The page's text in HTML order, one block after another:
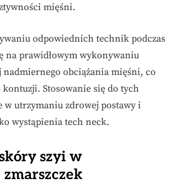
mięśni.
odpowiednich technik podczas
na prawidłowym wykonywaniu
obciążania mięśni, co
Stosowanie się do tych
w utrzymaniu zdrowej postawy i
wystąpienia tech neck.
szyi w